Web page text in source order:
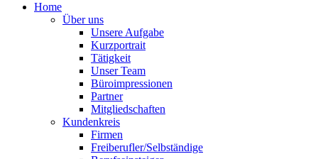
Home
Über uns
Unsere Aufgabe
Kurzportrait
Tätigkeit
Unser Team
Büroimpressionen
Partner
Mitgliedschaften
Kundenkreis
Firmen
Freiberufler/Selbständige